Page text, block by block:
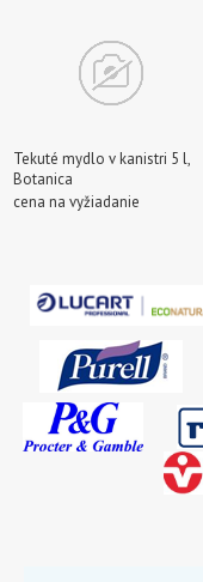
Tekuté mydlo v kanistri 5 l,
Botanica
cena na vyžiadanie